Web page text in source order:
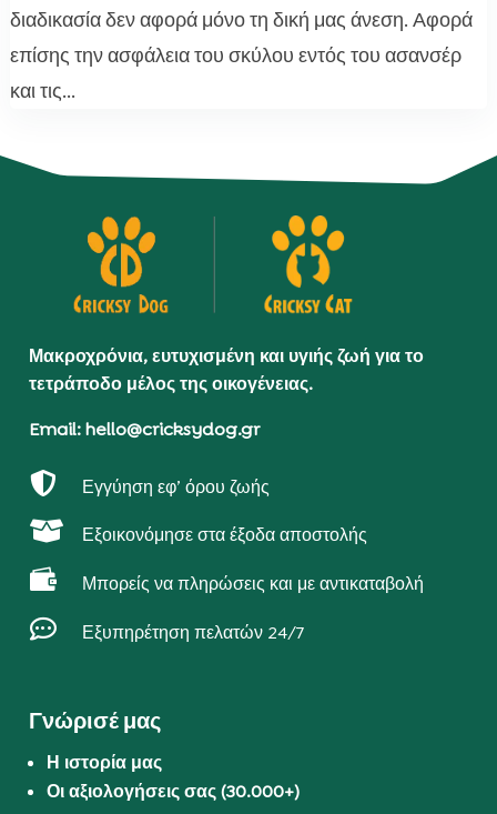
διαδικασία δεν αφορά μόνο τη δική μας άνεση. Αφορά
επίσης την ασφάλεια του σκύλου εντός του ασανσέρ
και τις...
Μακροχρόνια, ευτυχισμένη και υγιής ζωή για το
τετράποδο μέλος της οικογένειας.
Email: hello@cricksydog.gr
 Εγγύηση εφ’ όρου ζωής
 Εξοικονόμησε στα έξοδα αποστολής
 Μπορείς να πληρώσεις και με αντικαταβολή
 Εξυπηρέτηση πελατών 24/7
Γνώρισέ μας
Η ιστορία μας
Οι αξιολογήσεις σας (30.000+)